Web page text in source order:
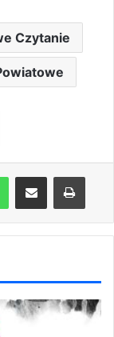
Czytanie
WhatsAppShare via Email Print